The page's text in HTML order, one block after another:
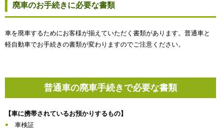
廃車のお手続きに必要な書類
車を廃車するためにお客様が揃えていただく書類があります。普通車と
軽自動車でお手続きの書類が変わりますのでご注意ください。
普通車の廃車手続きで必要な書類
【車に携帯されているお預かりするもの】
車検証